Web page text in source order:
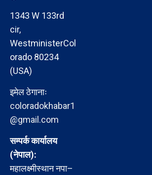
1343 W 133rd
cir,
WestministerCol
orado 80234
(USA)
इमेल ठेगानाः
coloradokhabar1
@gmail.com
सम्पर्क कार्यालय
(नेपाल):
महालक्ष्मीस्थान नपा–